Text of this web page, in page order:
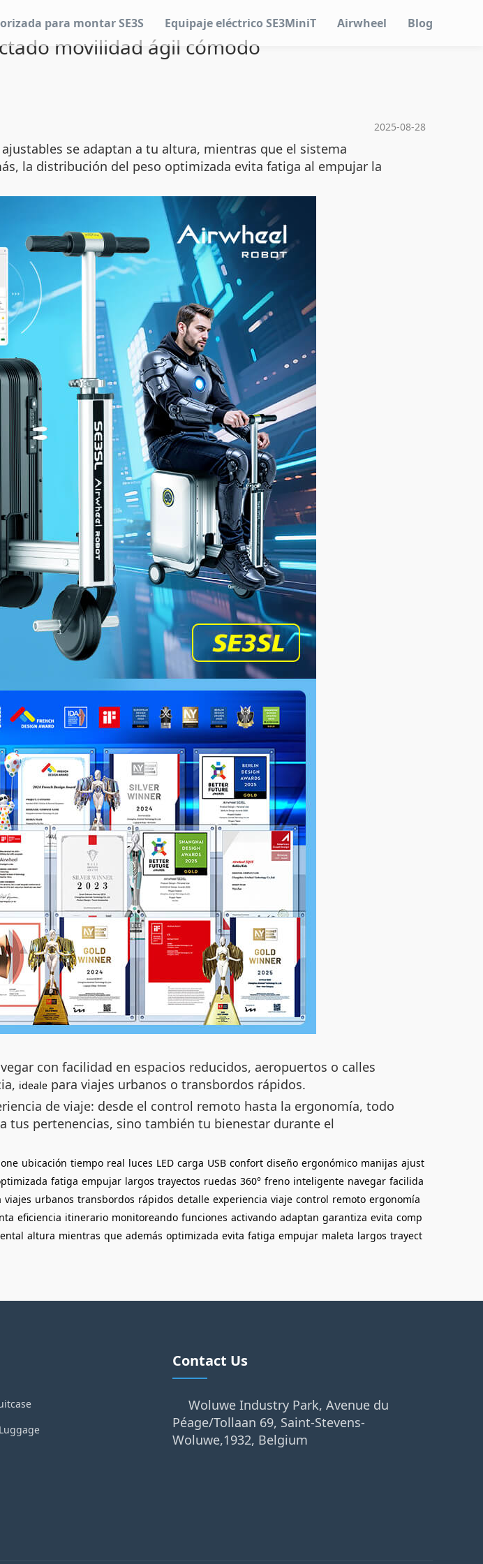
para montar SE3S Equipaje eléctrico SE3MiniT Airwheel Blog
movilidad ágil cómodo
2025-08-28
se adaptan a tu altura, mientras que el sistema
la distribución del peso optimizada evita fatiga al empujar la
con facilidad en espacios reducidos, aeropuertos o calles
ideale para viajes urbanos o transbordos rápidos.
de viaje: desde el control remoto hasta la ergonomía, todo
pertenencias, sino también tu bienestar durante el
ubicación tiempo real luces LED carga USB confort diseño ergonómico manijas ajust
fatiga empujar largos trayectos ruedas 360° freno inteligente navegar facilida
viajes urbanos transbordos rápidos detalle experiencia viaje control remoto ergonomía
eficiencia itinerario monitoreando funciones activando adaptan garantiza evita comp
altura mientras que además optimizada evita fatiga empujar maleta largos trayect
Contact Us
Woluwe Industry Park, Avenue du
Péage/Tollaan 69, Saint-Stevens-
Woluwe,1932, Belgium